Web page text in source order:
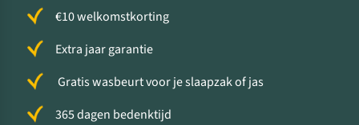
€10 welkomstkorting
Extra jaar garantie
Gratis wasbeurt voor je slaapzak of jas
365 dagen bedenktijd